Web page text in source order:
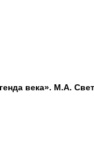
века». М.А.